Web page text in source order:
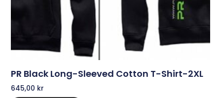
PR Black Long-Sleeved Cotton T-Shirt-2XL
645,00 kr